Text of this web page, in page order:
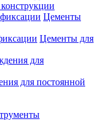
Цементы
Цементы для
для постоянной